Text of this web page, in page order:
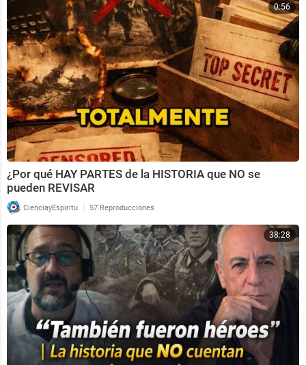
0:56
¿Por qué HAY PARTES de la HISTORIA que NO se
pueden REVISAR
CienciayEspiritu | 57 Reproducciones
38:28